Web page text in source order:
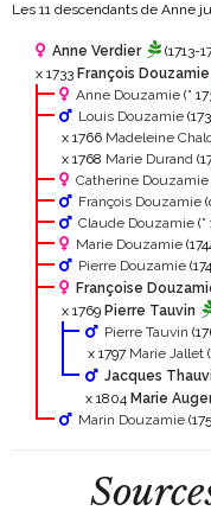
Les 11 descendants de Anne
Anne Verdier
(1713-
x 1733 François Douzamie
Anne Douzamie (°
Louis Douzamie
x 1766 Madeleine
x 1768 Marie Durand
Catherine Douzamie
François Douzamie
Claude Douzamie (°
Marie Douzamie
Pierre Douzamie
Françoise
x 1769 Pierre Tauvin
Pierre Tauvin
x 1797 Marie Jallet
Jacques
x 1804 Marie
Marin Douzamie